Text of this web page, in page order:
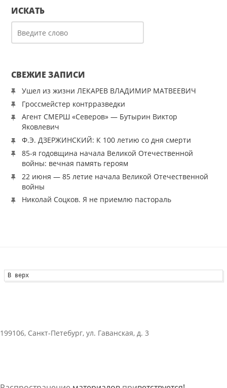
ИСКАТЬ
СВЕЖИЕ ЗАПИСИ
Ушел из жизни ЛЕКАРЕВ ВЛАДИМИР МАТВЕЕВИЧ
Гроссмейстер контрразведки
Агент СМЕРШ «Северов» — Бутырин Виктор
Яковлевич
Ф.Э. ДЗЕРЖИНСКИЙ: К 100 летию со дня смерти
85-я годовщина начала Великой Отечественной
войны: вечная память героям
22 июня — 85 летие начала Великой Отечественной
войны
Николай Соцков. Я не приемлю пастораль
В верх
199106, Санкт-Петебург, ул. Гаванская, д. 3